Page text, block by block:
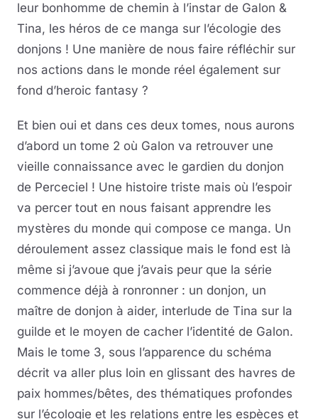
leur bonhomme de chemin à l’instar de Galon &
Tina, les héros de ce manga sur l’écologie des
donjons ! Une manière de nous faire réfléchir sur
nos actions dans le monde réel également sur
fond d’heroic fantasy ?
Et bien oui et dans ces deux tomes, nous aurons
d’abord un tome 2 où Galon va retrouver une
vieille connaissance avec le gardien du donjon
de Perceciel ! Une histoire triste mais où l’espoir
va percer tout en nous faisant apprendre les
mystères du monde qui compose ce manga. Un
déroulement assez classique mais le fond est là
même si j’avoue que j’avais peur que la série
commence déjà à ronronner : un donjon, un
maître de donjon à aider, interlude de Tina sur la
guilde et le moyen de cacher l’identité de Galon.
Mais le tome 3, sous l’apparence du schéma
décrit va aller plus loin en glissant des havres de
paix hommes/bêtes, des thématiques profondes
sur l’écologie et les relations entre les espèces et